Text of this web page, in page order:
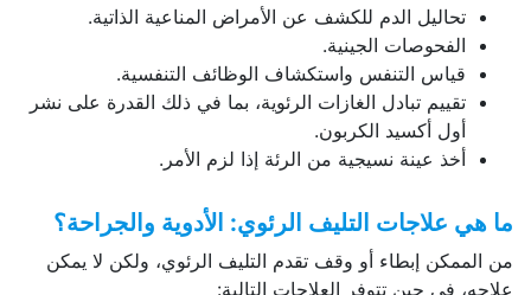
تحاليل الدم للكشف عن الأمراض المناعية الذاتية.
الفحوصات الجينية.
قياس التنفس واستكشاف الوظائف التنفسية.
تقييم تبادل الغازات الرئوية، بما في ذلك القدرة على نشر
أول أكسيد الكربون.
أخذ عينة نسيجية من الرئة إذا لزم الأمر.
ما هي علاجات التليف الرئوي: الأدوية والجراحة؟
من الممكن إبطاء أو وقف تقدم التليف الرئوي، ولكن لا يمكن
علاجه، في حين تتوفر العلاجات التالية: